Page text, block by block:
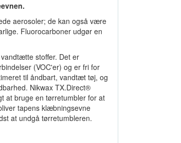
aerosoler; de kan også være
Fluorocarboner udgør en
stoffer. Det er
(VOC'er) og er fri for
til åndbart, vandtæt tøj, og
Nikwax TX.Direct®
at bruge en tørretumbler for at
tapens klæbningsevne
at undgå tørretumbleren.